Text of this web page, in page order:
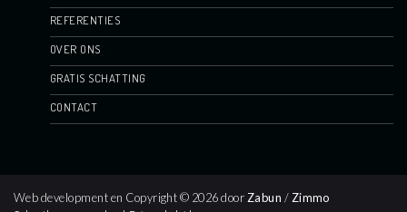
REFERENTIES
OVER ONS
GRATIS SCHATTING
CONTACT
Web development en Copyright © 2026 door Zabun / Zimmo